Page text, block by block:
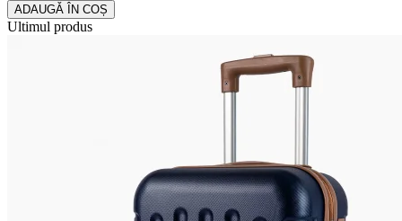
ADAUGǍ ÎN COȘ
Ultimul produs